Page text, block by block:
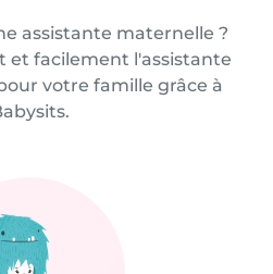
assistante maternelle ?
et facilement l'assistante
votre famille grâce à